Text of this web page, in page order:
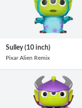
Sulley (10 inch)
Pixar Alien Remix